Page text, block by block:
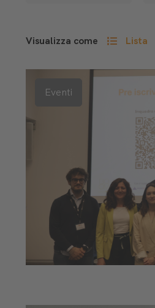
Visualizza come Lista
Eventi